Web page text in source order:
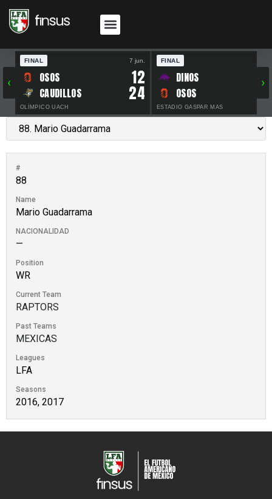
‹
FINAL 7 jun.
OSOS 12
CAUDILLOS 24
OLÍMPICO UACH
FINAL
DINOS
OSOS
ESTADIO GASPAR MAS
›
#
88
Name
Mario Guadarrama
NACIONALIDAD
—
Position
WR
Current Team
RAPTORS
Past Teams
MEXICAS
Leagues
LFA
Seasons
2016, 2017